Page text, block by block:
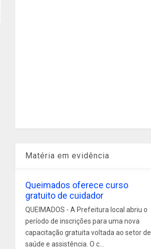
Matéria em evidência
Queimados oferece curso
gratuito de cuidador
QUEIMADOS - A Prefeitura local abriu o
período de inscrições para uma nova
capacitação gratuita voltada ao setor de
saúde e assistência. O c...